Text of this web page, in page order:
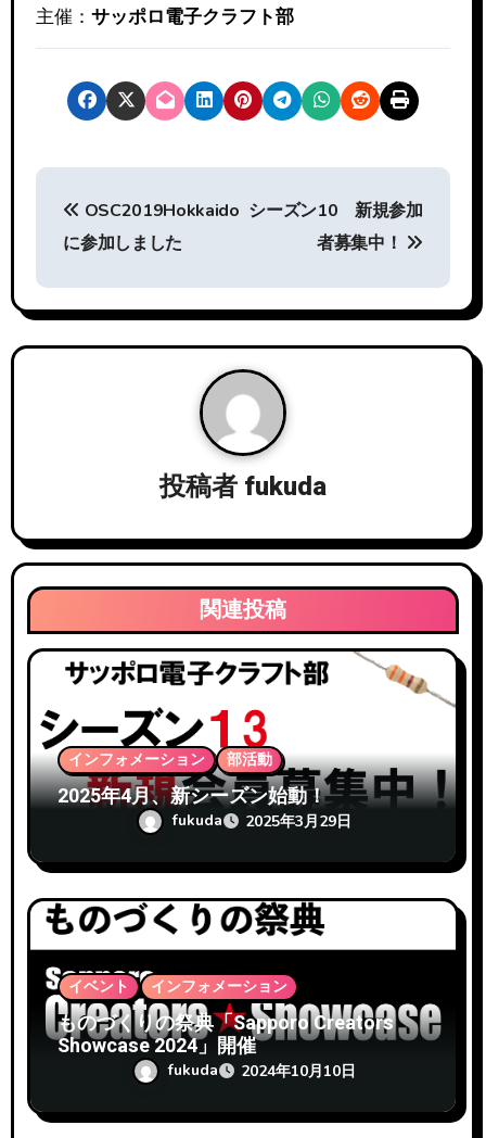
主催： サッポロ電子クラフト部
投
稿
ナ
ビ
ゲ
ン
OSC2019Hokkaido
に参加しました
シーズン10 新規参加
者募集中！
投稿者 fukuda
関連投稿
インフォメーション 部活動
2025年4月、新シーズン始動！
fukuda 2025年3月29日
イベント インフォメーション
ものづくりの祭典「Sapporo Creators
Showcase 2024」開催
fukuda 2024年10月10日